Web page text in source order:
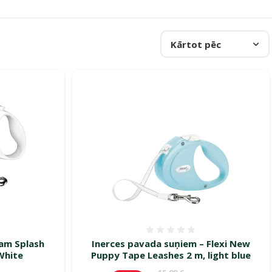
Kārtot pēc
Splash
Inerces pavada suņiem – Flexi New
Puppy Tape Leashes 2 m, light blue